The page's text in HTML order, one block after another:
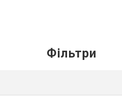
Фільтри